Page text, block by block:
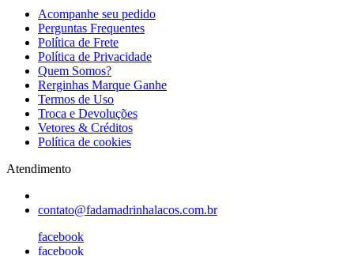
Acompanhe seu pedido
Perguntas Frequentes
Política de Frete
Política de Privacidade
Quem Somos?
Rerginhas Marque Ganhe
Termos de Uso
Troca e Devoluções
Vetores & Créditos
Política de cookies
Atendimento
contato@fadamadrinhalacos.com.br
facebook
facebook